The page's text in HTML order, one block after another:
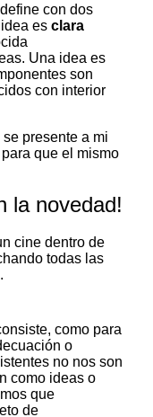
con dos
es clara
Una idea es
son
con interior
presente a mi
que el mismo
la novedad!
como para
o
no nos son
como ideas o
que
de